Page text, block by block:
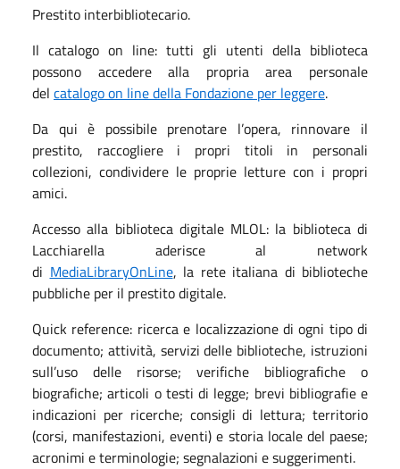
Prestito interbibliotecario.
Il catalogo on line: tutti gli utenti della biblioteca
possono accedere alla propria area personale
del catalogo on line della Fondazione per leggere.
Da qui è possibile prenotare l’opera, rinnovare il
prestito, raccogliere i propri titoli in personali
collezioni, condividere le proprie letture con i propri
amici.
Accesso alla biblioteca digitale MLOL: la biblioteca di
Lacchiarella aderisce al network
di MediaLibraryOnLine, la rete italiana di biblioteche
pubbliche per il prestito digitale.
Quick reference: ricerca e localizzazione di ogni tipo di
documento; attività, servizi delle biblioteche, istruzioni
sull’uso delle risorse; verifiche bibliografiche o
biografiche; articoli o testi di legge; brevi bibliografie e
indicazioni per ricerche; consigli di lettura; territorio
(corsi, manifestazioni, eventi) e storia locale del paese;
acronimi e terminologie; segnalazioni e suggerimenti.